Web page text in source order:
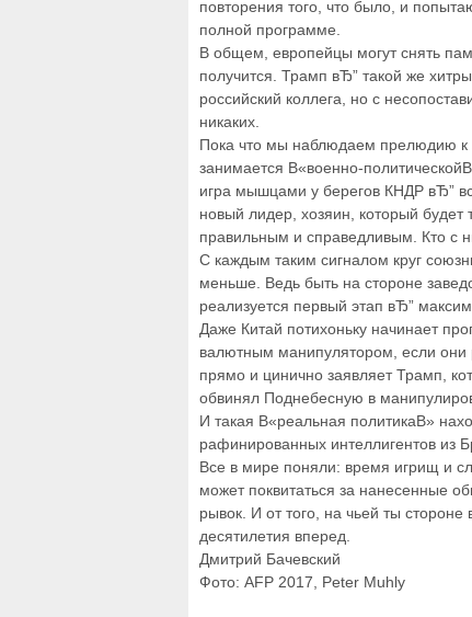
повторения того, что было, и
полной программе.
В общем, европейцы могут снять
получится. Трамп вЂ” такой же
российский коллега, но с
никаких.
Пока что мы наблюдаем прелюдию к
занимается В«военно-
игра мышцами у берегов КНДР вЂ”
новый лидер, хозяин, который будет
правильным и справедливым. Кто с
С каждым таким сигналом круг
меньше. Ведь быть на стороне
реализуется первый этап вЂ”
Даже Китай потихоньку начинает
валютным манипулятором, если
прямо и цинично заявляет Трамп,
обвинял Поднебесную в
И такая В«реальная политикаВ»
рафинированных интеллигентов из
Все в мире поняли: время игрищ и
может поквитаться за нанесенные
рывок. И от того, на чьей ты
десятилетия вперед.
Дмитрий Бачевский
Фото: AFP 2017, Peter Muhly